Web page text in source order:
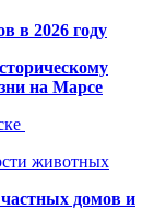
в 2026 году
на Марсе
животных
домов и